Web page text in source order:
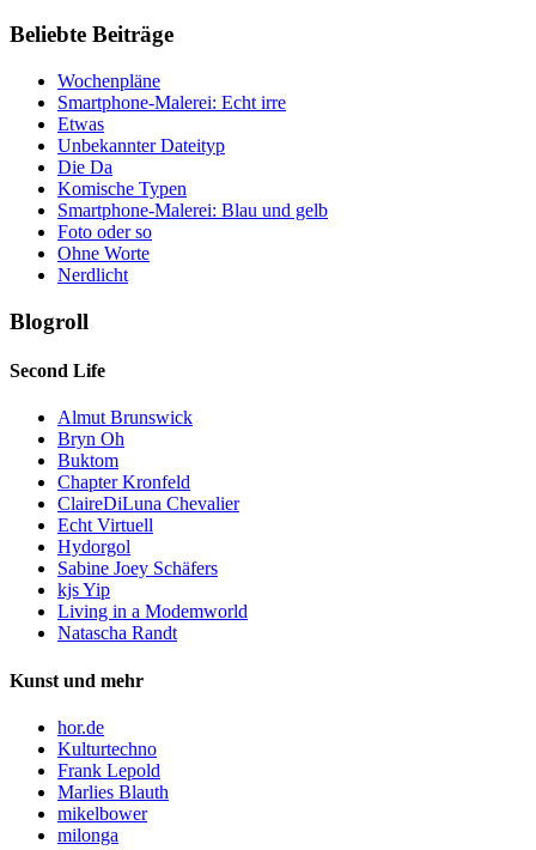
Beliebte Beiträge
Wochenpläne
Smartphone-Malerei: Echt irre
Etwas
Unbekannter Dateityp
Die Da
Komische Typen
Smartphone-Malerei: Blau und gelb
Foto oder so
Ohne Worte
Nerdlicht
Blogroll
Second Life
Almut Brunswick
Bryn Oh
Buktom
Chapter Kronfeld
ClaireDiLuna Chevalier
Echt Virtuell
Hydorgol
Sabine Joey Schäfers
kjs Yip
Living in a Modemworld
Natascha Randt
Kunst und mehr
hor.de
Kulturtechno
Frank Lepold
Marlies Blauth
mikelbower
milonga